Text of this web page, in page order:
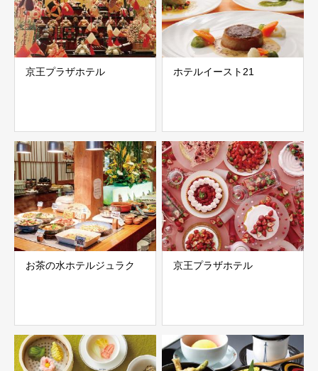
京王プラザホテル ホテルイースト21
お茶の水ホテルジュラク 京王プラザホテル